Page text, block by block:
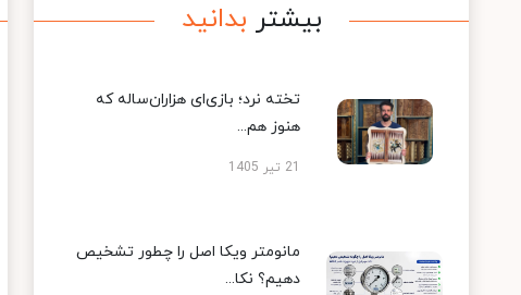
بیشتر بدانید
تخته نرد؛ بازی‌ای هزاران‌ساله که
هنوز هم...
21 تیر 1405
مانومتر ویکا اصل را چطور تشخیص
دهیم؟ نکا...